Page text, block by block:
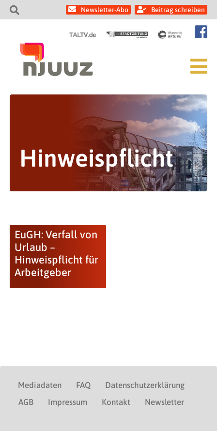
Newsletter-Abo Beitrag schreiben
Hinweispflicht
EuGH: Verfall von
Urlaub –
Hinweispflicht für
Arbeitgeber
Mediadaten FAQ
Datenschutzerklärung
AGB
Impressum Kontakt Newsletter